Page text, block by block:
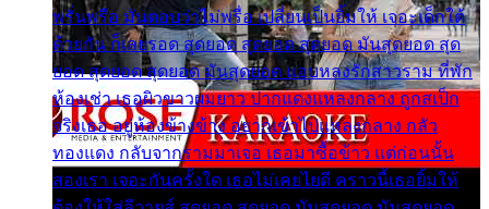
พรั่นพรือ มันตอบว่าไม่พรื่อ เปลี่ยนเป็นยิ้มให้ เจอะเด็กใต้
ด้วยกัน ก็เลยรอด สุดยอด สุดยอด สุดยอด มันสุดยอด สุด
ยอด สุดยอด สุดยอด มันสุดยอด แอบหลงรักสาวราม ที่พัก
ห้องเช่า เธอผิวขาวผมยาว ปากแดงแหลงกลาง ถูกสเป็ก
จริงเธอ อยู่ห้องข้างข้าง อยากเข้าไปแหลงกลาง กลัว
ทองแดง กลับจากรามมาเจอ เธอมาซื้อข้าว แต่ก่อนนั้น
สองเรา เจอะกันครั้งใด เธอไม่เคยไยดี คราวนี้เธอยิ้มให้